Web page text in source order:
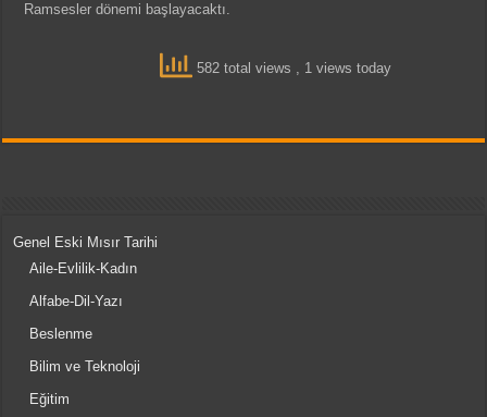
Ramsesler dönemi başlayacaktı.
582 total views , 1 views today
Genel Eski Mısır Tarihi
Aile-Evlilik-Kadın
Alfabe-Dil-Yazı
Beslenme
Bilim ve Teknoloji
Eğitim